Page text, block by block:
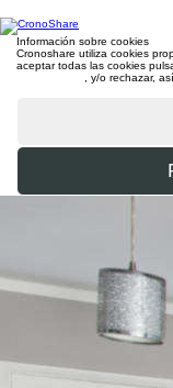
Información sobre cookies
Cronoshare utiliza cookies
aceptar todas las cookies
, y/o rechazar,